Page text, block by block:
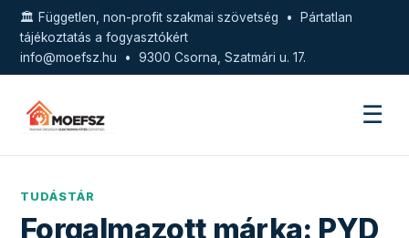
🏛️ Független, non-profit szakmai szövetség • Pártatlan
tájékoztatás a fogyasztókért
info@moefsz.hu • 9300 Csorna, Szatmári u. 17.
☰
TUDÁSTÁR
Forgalmazott márka: PYD